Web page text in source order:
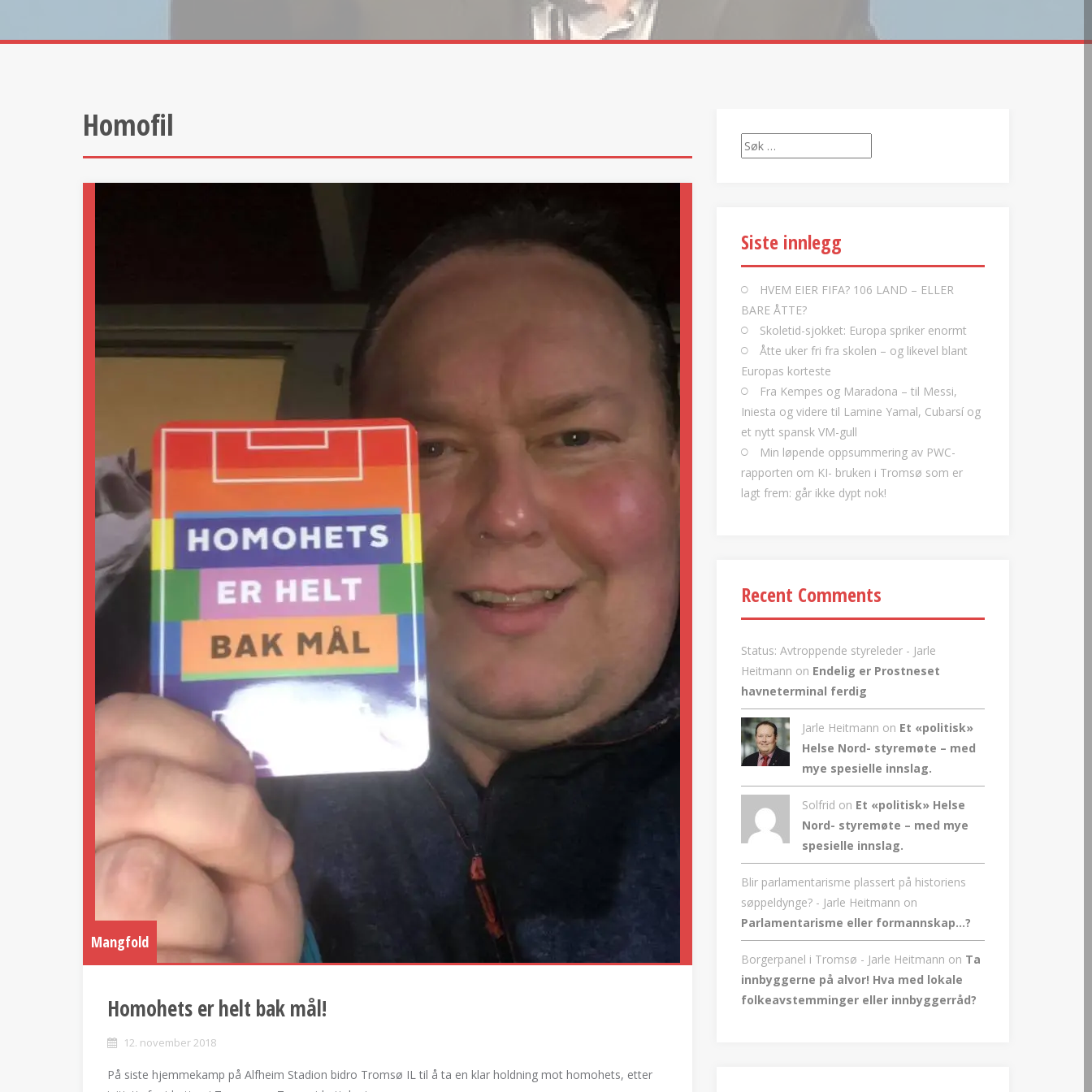
Homofil
Mangfold
Homohets er helt bak mål!
12. november 2018
På siste hjemmekamp på Alfheim Stadion bidro Tromsø IL til å ta en klar holdning mot homohets, etter
Søk
etter:
Siste innlegg
HVEM EIER FIFA? 106 LAND – ELLER
BARE ÅTTE?
Skoletid-sjokket: Europa spriker enormt
Åtte uker fri fra skolen – og likevel blant
Europas korteste
Fra Kempes og Maradona – til Messi,
Iniesta og videre til Lamine Yamal, Cubarsí og
et nytt spansk VM-gull
Min løpende oppsummering av PWC-
rapporten om KI- bruken i Tromsø som er
lagt frem: går ikke dypt nok!
Recent Comments
Status: Avtroppende styreleder - Jarle
Heitmann on Endelig er Prostneset
havneterminal ferdig
Jarle Heitmann on Et «politisk»
Helse Nord- styremøte – med
mye spesielle innslag.
Solfrid on Et «politisk» Helse
Nord- styremøte – med mye
spesielle innslag.
Blir parlamentarisme plassert på historiens
søppeldynge? - Jarle Heitmann on
Parlamentarisme eller formannskap…?
Borgerpanel i Tromsø - Jarle Heitmann on Ta
innbyggerne på alvor! Hva med lokale
folkeavstemminger eller innbyggerråd?